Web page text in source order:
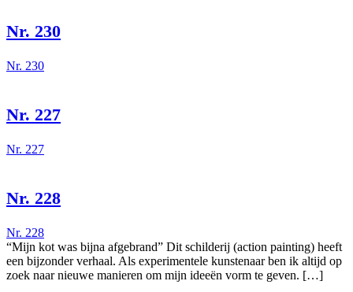
Nr. 230
Nr. 230
Nr. 227
Nr. 227
Nr. 228
Nr. 228
“Mijn kot was bijna afgebrand” Dit schilderij (action painting) heeft
een bijzonder verhaal. Als experimentele kunstenaar ben ik altijd op
zoek naar nieuwe manieren om mijn ideeën vorm te geven. […]